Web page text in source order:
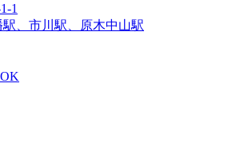
1
、市川駅、原木中山駅